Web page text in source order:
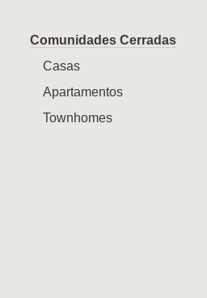
Comunidades Cerradas
Casas
Apartamentos
Townhomes